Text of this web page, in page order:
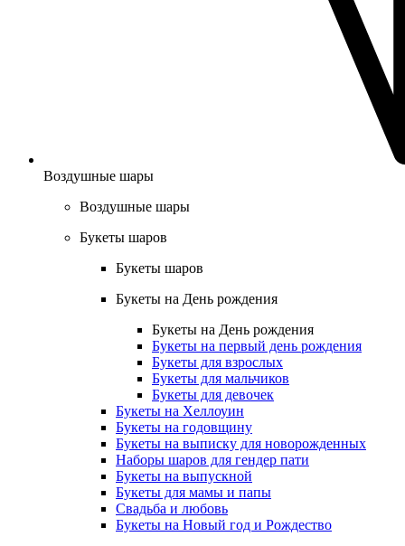
Воздушные шары
Воздушные шары
Букеты шаров
Букеты шаров
Букеты на День рождения
Букеты на День рождения
Букеты на первый день рождения
Букеты для взрослых
Букеты для мальчиков
Букеты для девочек
Букеты на Хеллоуин
Букеты на годовщину
Букеты на выписку для новорожденных
Наборы шаров для гендер пати
Букеты на выпускной
Букеты для мамы и папы
Свадьба и любовь
Букеты на Новый год и Рождество